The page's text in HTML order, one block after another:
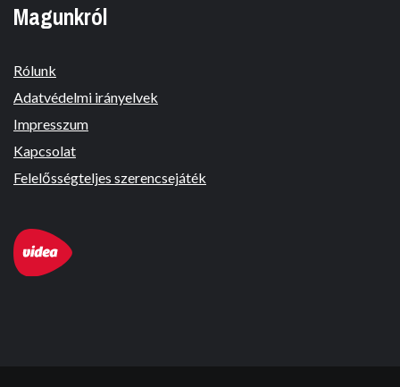
Magunkról
Rólunk
Adatvédelmi irányelvek
Impresszum
Kapcsolat
Felelősségteljes szerencsejáték